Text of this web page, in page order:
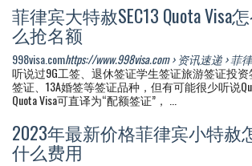
菲律宾大特赦SEC13 Quota Visa
么抢名额
998visa.comhttps://www.998visa.com › 资讯速递 › 菲
听说过9G工签、退休签证学生签证旅游签证投资
签证、13A婚签等签证品种，但有可能很少听说
Quota Visa可直译为“配额签证”， ...
2023年最新价格菲律宾小特赦
什么费用